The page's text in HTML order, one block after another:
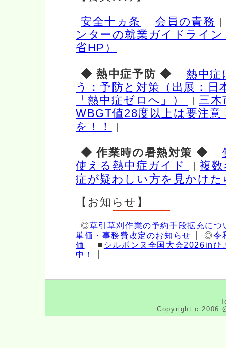
安全十ヵ条
会員の責務
ンターの就業ガイドライ
省HP）
◆ 熱中症予防 ◆
熱中症
う：予防と対策（出展：日
「熱中症ゼロへ」）
三
WBGT値28度以上は要注意
を！！
◆ 作業時の暑熱対策 ◆
使える熱中症ガイド
複
症が疑わしい方を見かけた
【お知らせ】
◎草引草刈作業の予約手段拡充につ
単価・事務費改定のお知らせ
◎令
価
■ シルボンヌ全国大会2026in
中！
Copyright c 2006